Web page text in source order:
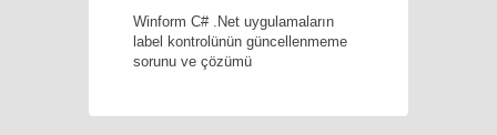
Winform C# .Net uygulamaların
label kontrolünün güncellenmeme
sorunu ve çözümü